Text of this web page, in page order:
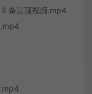
条置顶视频.mp4